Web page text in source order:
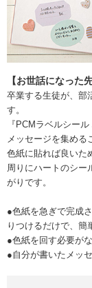
【お世話になった
卒業する生徒が、部
す。
『PCMラベルシー
メッセージを集める
色紙に貼れば良いた
周りにハートのシー
がりです。
●色紙を急ぎで完成
りつけるだけで、簡
●色紙を回す必要が
●自分が書いたメッ